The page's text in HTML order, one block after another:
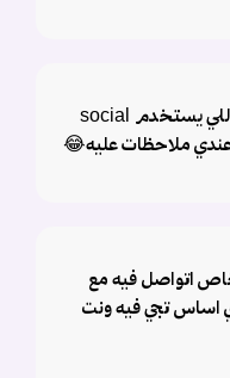
عايدي احس، بس أنا احس الرجل اللي يستخدم ‏ social
اتواصل فيه مع
اساس تجي فيه ونت